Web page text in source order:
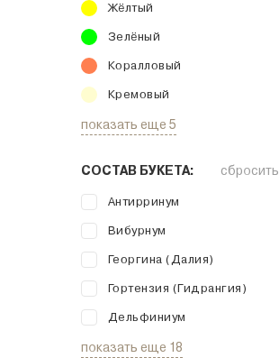
Жёлтый
Зелёный
Коралловый
Кремовый
показать еще 5
СОСТАВ БУКЕТА: сбросить
Антирринум
Вибурнум
Георгина (Далия)
Гортензия (Гидрангия)
Дельфиниум
показать еще 18